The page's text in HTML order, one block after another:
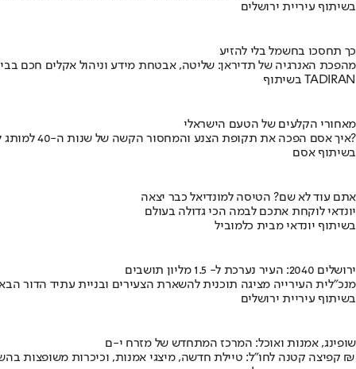
בשיתוף עיריית ירושלים
כך תחסכו בחשמל בלי להזיע
מהפכת האנרגיה של תדיראן: שליטה, אבטחת מידע וניהול אקלים חכם
בשיתוף TADIRAN
מאחורי הקלעים של הטעם הישראלי
איך אסם הפכה את תקופת הצנע והמחסור הקשה של שנות ה-40 למותג לאומי?
בשיתוף אסם
אתם עוד לא שם? הטיסה למונדיאל כבר יצאה
יונדאי לוקחת אתכם לבמה הכי גדולה בעולם
בשיתוף יונדאי מבית כלמוביל
ירושלים 2040: העיר נערכת ל- 1.5 מליון תושבים
מנכ"לית העירייה מציגה תוכנית להשארת הצעירים ובניית עתיד הדור
בשיתוף עיריית ירושלים
שופינג, אמנות ואוכל: המרכז המתחדש של מזרח י-ם
קפיצה קטנה לחו"ל: טיילת חדשה, מיצגי אמנות, וכיכרות משופצות בהשקעה של 100 מיליון ₪